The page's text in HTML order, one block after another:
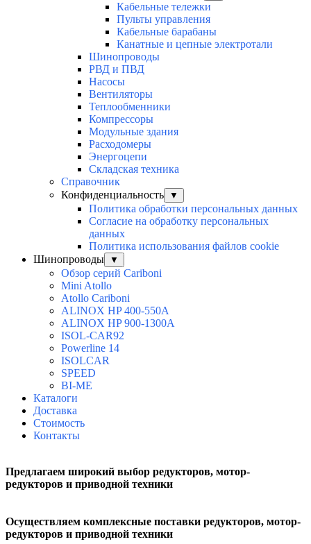
Кабельные тележки
Пульты управления
Кабельные барабаны
Канатные и цепные электротали
Шинопроводы
РВД и ПВД
Насосы
Вентиляторы
Теплообменники
Компрессоры
Модульные здания
Расходомеры
Энергоцепи
Складская техника
Справочник
Конфиденциальность
▼
Политика обработки персональных данных
Согласие на обработку персональных
данных
Политика использования файлов cookie
Шинопроводы
▼
Обзор серий Cariboni
Mini Atollo
Atollo Cariboni
ALINOX HP 400-550A
ALINOX HP 900-1300A
ISOL-CAR92
Powerline 14
ISOLCAR
SPEED
BI-ME
Каталоги
Доставка
Стоимость
Контакты
Предлагаем широкий выбор редукторов, мотор-
редукторов и приводной техники
Осуществляем комплексные поставки редукторов, мотор-
редукторов и приводной техники